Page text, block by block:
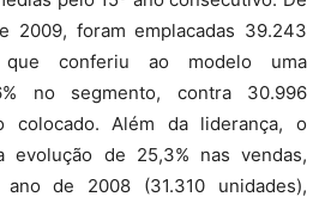
2009, foram emplacadas 39.243
que conferiu ao modelo uma
no segmento, contra 30.996
colocado. Além da liderança, o
evolução de 25,3% nas vendas,
ano de 2008 (31.310 unidades),